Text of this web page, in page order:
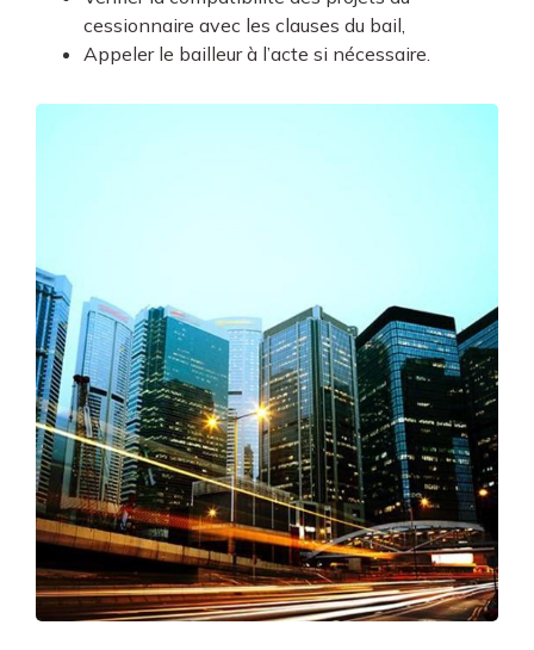
cessionnaire avec les clauses du bail,
Appeler le bailleur à l’acte si nécessaire.